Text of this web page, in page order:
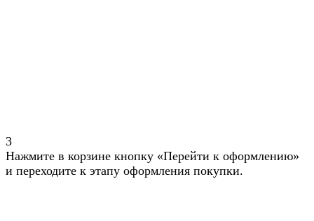
3
Нажмите в корзине кнопку «Перейти к оформлению»
и переходите к этапу оформления покупки.